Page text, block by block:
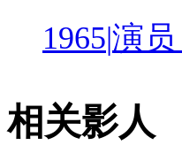
1965|演员
相关影人